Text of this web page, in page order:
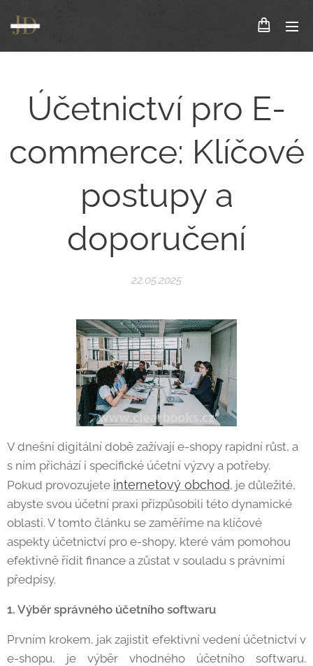
Účetnictví pro E-
commerce: Klíčové
postupy a
doporučení
22.05.2025
V dnešní digitální době zažívají e-shopy rapidní růst, a
s ním přichází i specifické účetní výzvy a potřeby.
Pokud provozujete internetový obchod, je důležité,
abyste svou účetní praxi přizpůsobili této dynamické
oblasti. V tomto článku se zaměříme na klíčové
aspekty účetnictví pro e-shopy, které vám pomohou
efektivně řídit finance a zůstat v souladu s právními
předpisy.
1. Výběr správného účetního softwaru
Prvním krokem, jak zajistit efektivní vedení účetnictví v
e-shopu, je výběr vhodného účetního softwaru.